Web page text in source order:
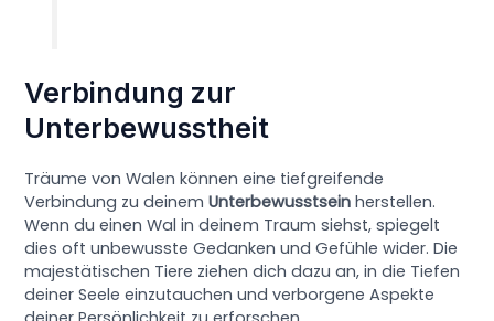
Verbindung zur
Unterbewusstheit
Träume von Walen können eine tiefgreifende
Verbindung zu deinemUnterbewusstsein herstellen.
Wenn du einen Wal in deinem Traum siehst, spiegelt
dies oft unbewusste Gedanken und Gefühle wider. Die
majestätischen Tiere ziehen dich dazu an, in die Tiefen
deiner Seele einzutauchen und verborgene Aspekte